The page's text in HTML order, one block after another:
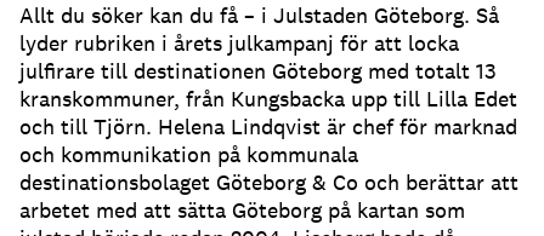
Allt du söker kan du få – i Julstaden Göteborg. Så
lyder rubriken i årets julkampanj för att locka
julfirare till destinationen Göteborg med totalt 13
kranskommuner, från Kungsbacka upp till Lilla Edet
och till Tjörn. Helena Lindqvist är chef för marknad
och kommunikation på kommunala
destinationsbolaget Göteborg & Co och berättar att
arbetet med att sätta Göteborg på kartan som